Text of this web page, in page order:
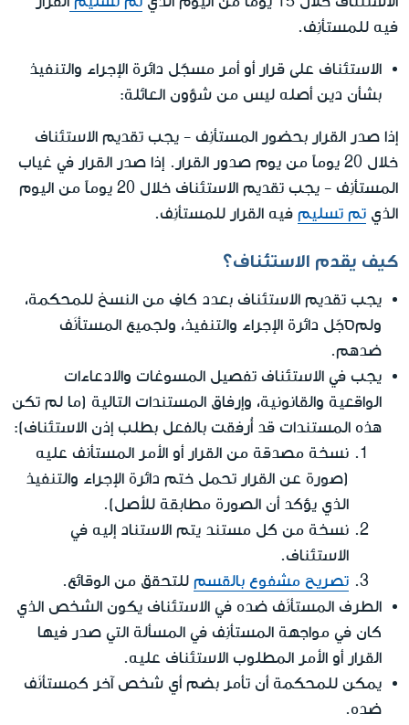
فيه للمستأنِف.
الاستئناف على قرار أو أمر مسجّل دائرة الإجراء والتنفيذ
بشأن دين أصله ليس من شؤون العائلة:
إذا صدر القرار بحضور المستأنِف - يجب تقديم الاستئناف
خلال 20 يوماً من يوم صدور القرار. إذا صدر القرار في غياب
المستأنِف - يجب تقديم الاستئناف خلال 20 يوماً من اليوم
الذي تم تسليم فيه القرار للمستأنِف.
كيف يقدم الاستئناف؟
يجب تقديم الاستئناف بعدد كافٍ من النسخ للمحكمة،
ولمסجّل دائرة الإجراء والتنفيذ، ولجميع المستأنَف
ضدهم.
يجب في الاستئناف تفصيل المسوغات والادعاءات
الواقعية والقانونية، وإرفاق المستندات التالية (ما لم تكن
هذه المستندات قد أُرفقت بالفعل بطلب إذن الاستئناف):
نسخة مصدقة من القرار أو الأمر المستأنف عليه
(صورة عن القرار تحمل ختم دائرة الإجراء والتنفيذ
الذي يؤكد أن الصورة مطابقة للأصل).
نسخة من كل مستند يتم الاستناد إليه في
الاستئناف.
تصريح مشفوع بالقسم للتحقق من الوقائع.
الطرف المستأنَف ضده في الاستئناف يكون الشخص الذي
كان في مواجهة المستأنِف في المسألة التي صدر فيها
القرار أو الأمر المطلوب الاستئناف عليه.
يمكن للمحكمة أن تأمر بضم أي شخص آخر كمستأنَف
ضده.